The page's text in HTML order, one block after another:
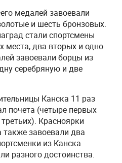
медалей завоевали
и шесть бронзовых.
стали спортсмены
места, два вторых и одно
завоевали борцы из
серебряную и две
Канска 11 раз
почета (четыре первых
Красноярки
завоевали два
из Канска
разного достоинства.